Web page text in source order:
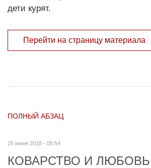
дети курят.
Перейти на страницу материала
ПОЛНЫЙ АБЗАЦ
25 июня 2018 - 05:54
КОВАРСТВО И ЛЮБОВЬ